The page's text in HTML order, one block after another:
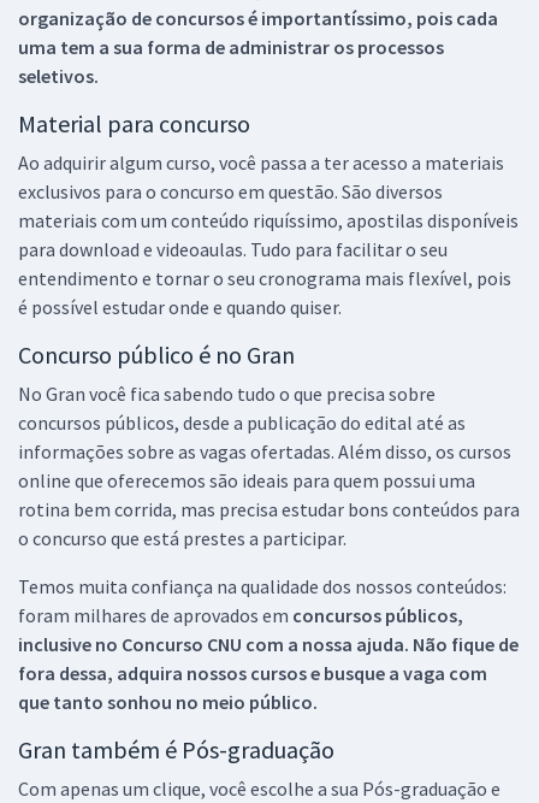
organização de concursos é importantíssimo, pois cada
uma tem a sua forma de administrar os processos
seletivos.
Material para concurso
Ao adquirir algum curso, você passa a ter acesso a materiais
exclusivos para o concurso em questão. São diversos
materiais com um conteúdo riquíssimo, apostilas disponíveis
para download e videoaulas. Tudo para facilitar o seu
entendimento e tornar o seu cronograma mais flexível, pois
é possível estudar onde e quando quiser.
Concurso público é no Gran
No Gran você fica sabendo tudo o que precisa sobre
concursos públicos, desde a publicação do edital até as
informações sobre as vagas ofertadas. Além disso, os cursos
online que oferecemos são ideais para quem possui uma
rotina bem corrida, mas precisa estudar bons conteúdos para
o concurso que está prestes a participar.
Temos muita confiança na qualidade dos nossos conteúdos:
foram milhares de aprovados em concursos públicos,
inclusive no Concurso CNU com a nossa ajuda. Não fique de
fora dessa, adquira nossos cursos e busque a vaga com
que tanto sonhou no meio público.
Gran também é Pós-graduação
Com apenas um clique, você escolhe a sua Pós-graduação e